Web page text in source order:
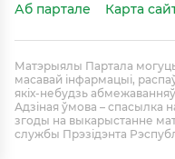
Аб партале Карта
Матэрыялы Партала
масавай інфармацыі,
якіх-небудзь абмежаванняў
Адзіная ўмова – спасылка
згоды на выкарыстанне
службы Прэзідэнта